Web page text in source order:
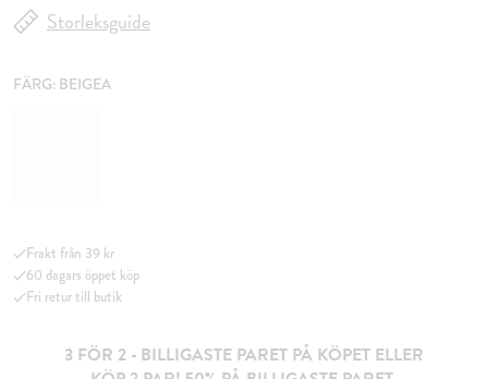
Storleksguide
FÄRG: BEIGEA
Frakt från 39 kr
60 dagars öppet köp
Fri retur till butik
3 FÖR 2 - BILLIGASTE PARET PÅ KÖPET ELLER